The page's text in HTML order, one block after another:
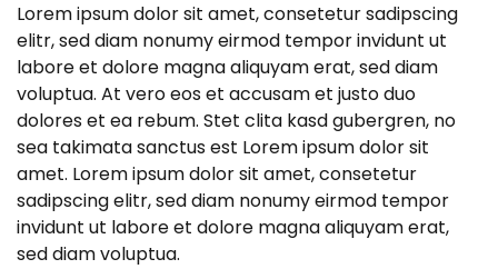
Lorem ipsum dolor sit amet, consetetur sadipscing
elitr, sed diam nonumy eirmod tempor invidunt ut
labore et dolore magna aliquyam erat, sed diam
voluptua. At vero eos et accusam et justo duo
dolores et ea rebum. Stet clita kasd gubergren, no
sea takimata sanctus est Lorem ipsum dolor sit
amet. Lorem ipsum dolor sit amet, consetetur
sadipscing elitr, sed diam nonumy eirmod tempor
invidunt ut labore et dolore magna aliquyam erat,
sed diam voluptua.